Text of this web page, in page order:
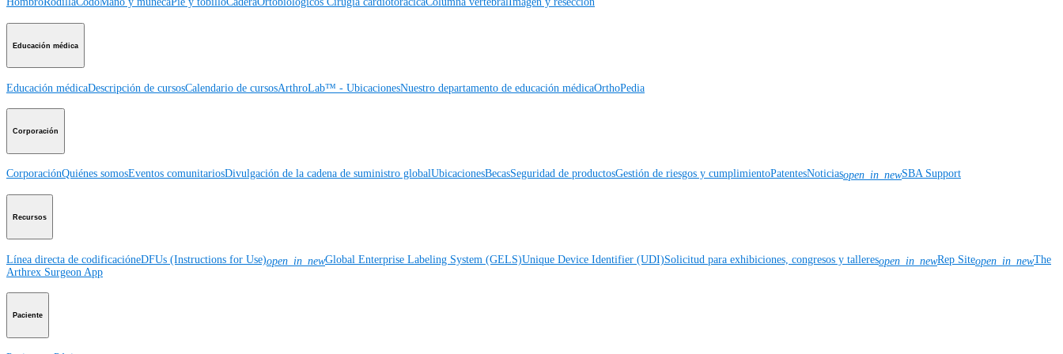
Educación médica
Educación médicaDescripción de cursosCalendario de cursosArthroLab™ - UbicacionesNuestro departamento de educación médicaOrthoPedia
Corporación
CorporaciónQuiénes somosEventos comunitariosDivulgación de la cadena de suministro globalUbicacionesBecasSeguridad de productosGestión de riesgos y cumplimientoPatentesNoticiasopen_in_newSBA Support
Recursos
Línea directa de codificacióneDFUs (Instructions for Use)open_in_newGlobal Enterprise Labeling System (GELS)Unique Device Identifier (UDI)Solicitud para exhibiciones, congresos y talleresopen_in_newRep Siteopen_in_newThe
Arthrex Surgeon App
Paciente